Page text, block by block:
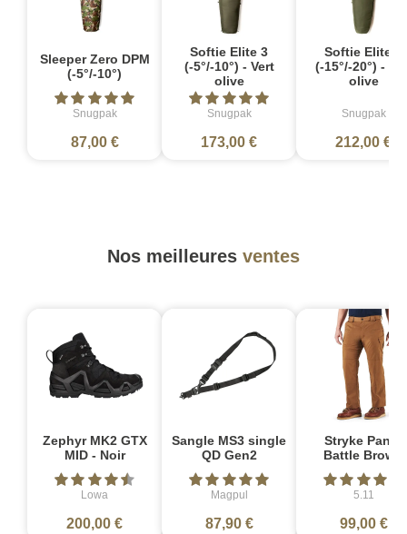
Sleeper Zero DPM
(-5°/-10°)
Snugpak
87,00 €
Softie Elite 3
(-5°/-10°) - Vert
olive
Snugpak
173,00 €
Softie Elite 5
(-15°/-20°) -
olive
Snugpak
212,00 €
Nos meilleures ventes
Zephyr MK2 GTX
MID - Noir
Lowa
200,00 €
Sangle MS3 single
QD Gen2
Magpul
87,90 €
Stryke Pant -
Battle Brown
5.11
99,00 €